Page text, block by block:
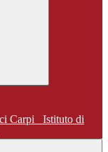
Istituto di